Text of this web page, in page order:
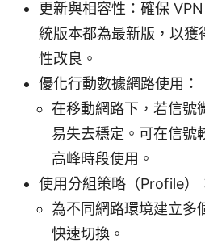
更新與相容性：確保
統版本都為最新版，以獲
性改良。
優化行動數據網路使用：
在移動網路下，若信號
易失去穩定。可在信號
高峰時段使用。
使用分組策略（Profile）
為不同網路環境建立多
快速切換。